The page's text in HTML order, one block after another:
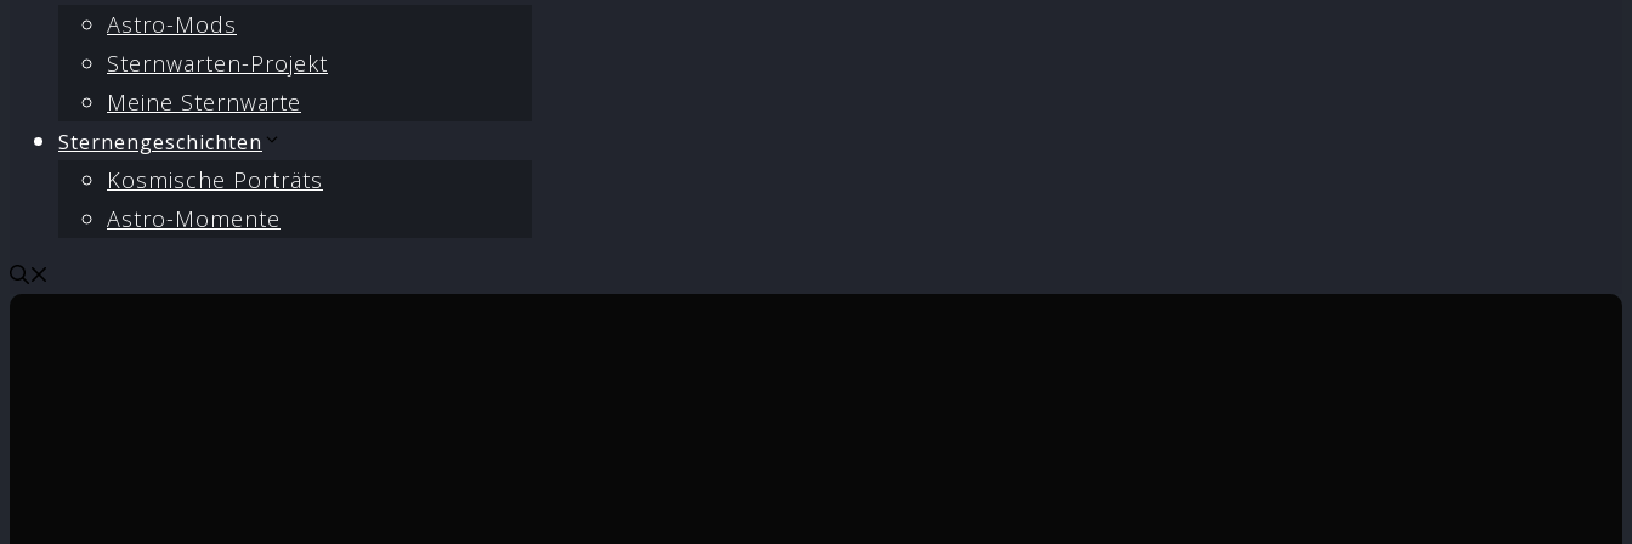
Astro-Mods
Sternwarten-Projekt
Meine Sternwarte
Sternengeschichten
Kosmische Porträts
Astro-Momente